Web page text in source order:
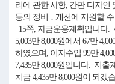
리에 관한 사항, 간판 디자인
등의 정비 ․ 개선에 지원할
15쪽, 자금운용계획입니다.
5,003만 8,000원에서 67만
하였으며, 이자수입 99만
7,435만 8,000원입니다. 지출
치금 4,435만 8,000원이 되겠